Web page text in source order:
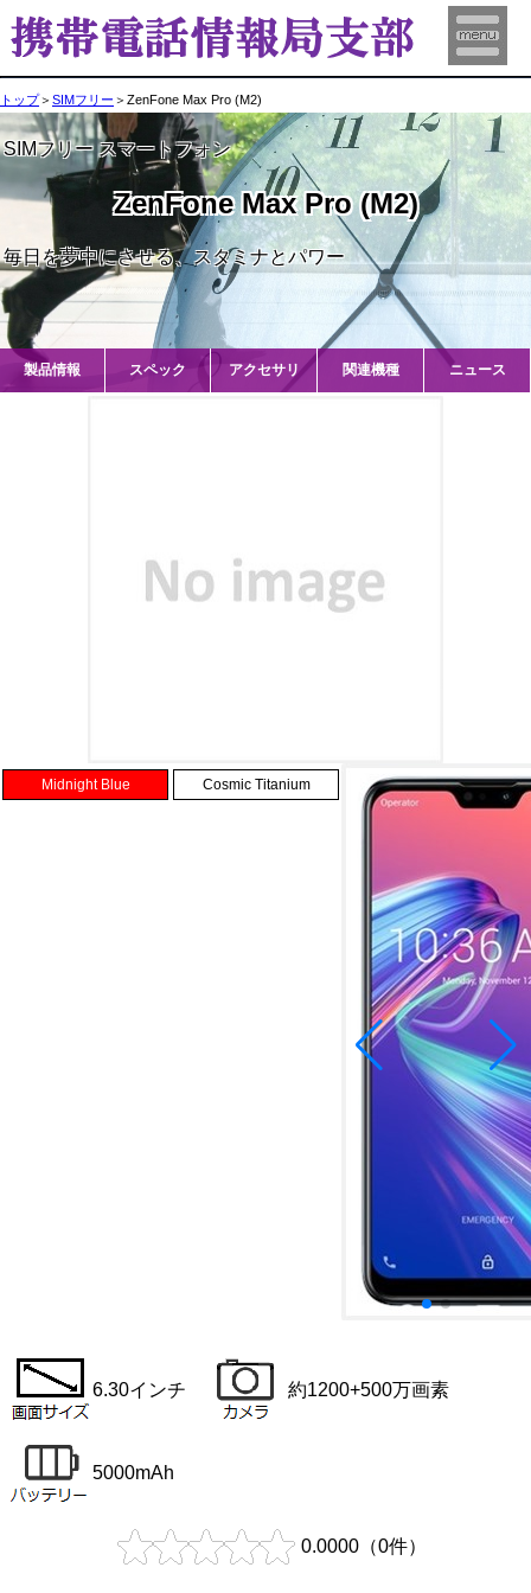
トップ＞ SIMフリー ＞ZenFone Max Pro (M2)
SIMフリー スマートフォン
ZenFone Max Pro (M2)
毎日を夢中にさせる、スタミナとパワー
製品情報 スペック アクセサリ 関連機種 ニュース
Midnight Blue Cosmic Titanium
6.30インチ 約1200+500万画素
5000mAh
0.0000 （0件）